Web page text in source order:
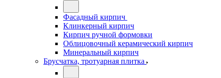
Фасадный кирпич
Клинкерный кирпич
Кирпич ручной формовки
Облицовочный керамический кирпич
Минеральный кирпич
Брусчатка, тротуарная плитка